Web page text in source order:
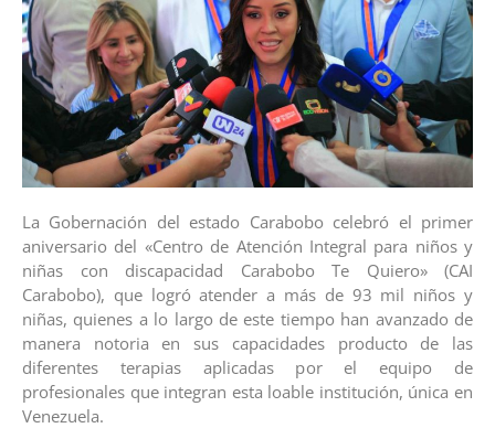
La Gobernación del estado Carabobo celebró el primer
aniversario del «Centro de Atención Integral para niños y
niñas con discapacidad Carabobo Te Quiero» (CAI
Carabobo), que logró atender a más de 93 mil niños y
niñas, quienes a lo largo de este tiempo han avanzado de
manera notoria en sus capacidades producto de las
diferentes terapias aplicadas por el equipo de
profesionales que integran esta loable institución, única en
Venezuela.